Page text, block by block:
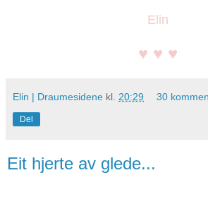
Elin
♥ ♥ ♥
Elin | Draumesidene kl. 20:29 30
Del
Eit hjerte av glede...